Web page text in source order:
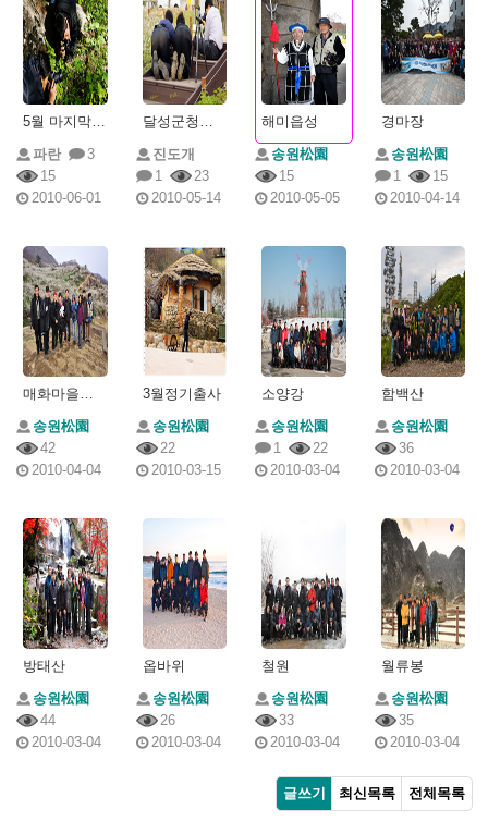
5월 마지막 출사중에~~~
파란
3
15
2010-06-01
달성군청에서
진도개
1
23
2010-05-14
해미읍성
송원松園
15
2010-05-05
경마장
송원松園
1
15
2010-04-14
매화마을출사
송원松園
42
2010-04-04
3월정기출사
송원松園
22
2010-03-15
소양강
송원松園
1
22
2010-03-04
함백산
송원松園
36
2010-03-04
방태산
송원松園
44
2010-03-04
옵바위
송원松園
26
2010-03-04
철원
송원松園
33
2010-03-04
월류봉
송원松園
35
2010-03-04
글쓰기 최신목록 전체목록